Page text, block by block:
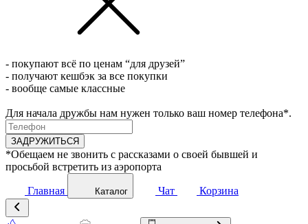
- покупают всё по ценам “для друзей”
- получают кешбэк за все покупки
- вообще самые классные
Для начала дружбы нам нужен только ваш номер телефона*.
ЗАДРУЖИТЬСЯ
*Обещаем не звонить с рассказами о своей бывшей и
просьбой встретить из аэропорта
Главная Каталог Чат Корзина